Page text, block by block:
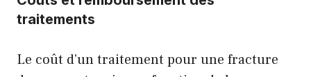
traitements
Le coût d’un traitement pour une fracture